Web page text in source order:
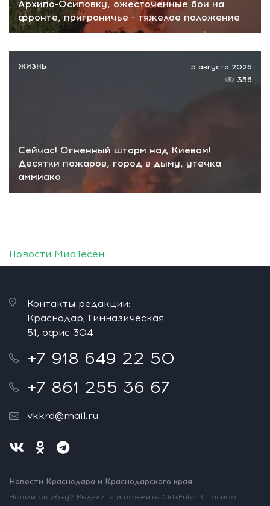
Архипо-Осиповку, ожесточенные бои на
фронте, приграничье - тяжелое положение
Сейчас! Огненный шторм над Киевом!
Десятки пожаров, город в дыму, утечка
аммиака
5 августа 2026
356
ЖИЗНЬ
Новости МирТесен
Контакты редакции:
Краснодар, Гимназическая
51, офис 304
+7 918 649 22 50
+7 861 255 36 67
vkkrd@mail.ru
Новости Краснодара и Краснодарского края
Нашли ошибку? Выделите и нажмите Ctrl+Enter. Спасибо!